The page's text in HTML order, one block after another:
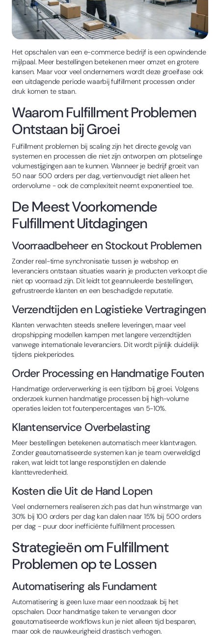
Het opschalen van een e-commerce bedrijf is een opwindende
mijlpaal. Meer bestellingen betekenen meer omzet en grotere
kansen. Maar voor veel ondernemers wordt deze groeifase ook
een uitdagende periode waarbij fulfillment processen onder
druk komen te staan.
Waarom Fulfillment Problemen
Ontstaan bij Groei
Fulfillment problemen bij scaling zijn het directe gevolg van
systemen en processen die niet zijn ontworpen om plotselinge
volumestijgingen aan te kunnen. Wanneer je bedrijf groeit van
50 naar 500 orders per dag, vertienvoudigt niet alleen het
ordervolume - ook de complexiteit neemt exponentieel toe.
De Meest Voorkomende
Fulfillment Uitdagingen
Voorraadbeheer en Stockout Problemen
Zonder real-time synchronisatie tussen je webshop en
leveranciers ontstaan situaties waarin je producten verkoopt die
niet op voorraad zijn. Dit leidt tot geannuleerde bestellingen,
gefrustreerde klanten en een beschadigde reputatie.
Verzendtijden en Logistieke Vertragingen
Klanten verwachten steeds snellere leveringen, maar veel
dropshipping modellen kampen met langere verzendtijden
vanwege internationale leveranciers. Dit wordt pijnlijk duidelijk
tijdens piekperiodes.
Order Processing en Handmatige Fouten
Handmatige orderverwerking is een tijdbom bij groei. Volgens
onderzoek kunnen handmatige processen bij high-volume
operaties leiden tot foutenpercentages van 5-10%.
Klantenservice Overbelasting
Meer bestellingen betekenen automatisch meer klantvragen.
Zonder geautomatiseerde systemen kan je team overweldigd
raken, wat leidt tot lange responstijden en dalende
klanttevredenheid.
Kosten die Uit de Hand Lopen
Veel ondernemers realiseren zich pas dat hun winstmarge van
30% bij 100 orders per dag kan dalen naar 15% bij 500 orders
per dag - puur door inefficiënte fulfillment processen.
Strategieën om Fulfillment
Problemen op te Lossen
Automatisering als Fundament
Automatisering is geen luxe maar een noodzaak bij het
opschalen. Door handmatige taken te vervangen door
geautomatiseerde workflows kun je niet alleen tijd besparen,
maar ook de nauwkeurigheid drastisch verhogen.